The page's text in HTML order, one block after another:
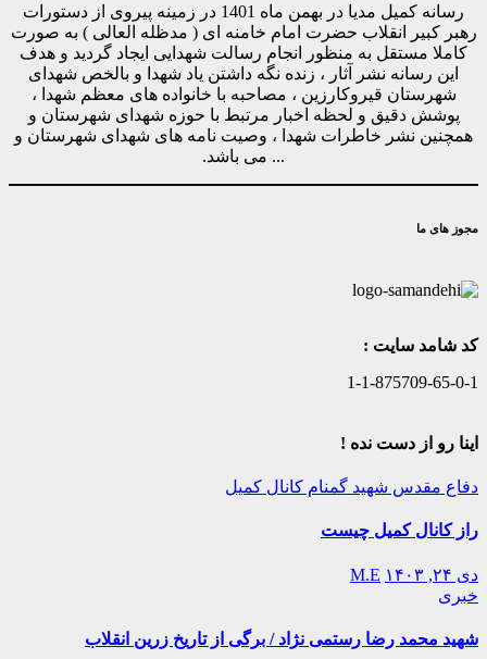
رسانه کمیل مدیا در بهمن ماه 1401 در زمینه پیروی از دستورات
رهبر کبیر انقلاب حضرت امام خامنه ای ( مدظله العالی ) به صورت
کاملا مستقل به منظور انجام رسالت شهدایی ایجاد گردید و هدف
این رسانه نشر آثار ، زنده نگه داشتن یاد شهدا و بالخص شهدای
شهرستان قیروکارزین ، مصاحبه با خانواده های معظم شهدا ،
پوشش دقیق و لحظه اخبار مرتبط با حوزه شهدای شهرستان و
همچنین نشر خاطرات شهدا ، وصیت نامه های شهدای شهرستان و
... می باشد.
مجوز های ما
کد شامد سایت :
1-1-875709-65-0-1
اینا رو از دست نده !
دفاع مقدس شهید گمنام کانال کمیل
راز کانال کمیل چیست
دی ۲۴, ۱۴۰۳
M.E
خبری
شهید محمد رضا رستمی نژاد / برگی از تاریخ زرین انقلاب